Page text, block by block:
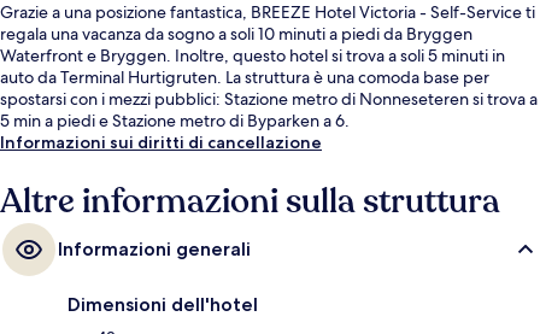
Grazie a una posizione fantastica, BREEZE Hotel Victoria - Self-Service ti
regala una vacanza da sogno a soli 10 minuti a piedi da Bryggen
Waterfront e Bryggen. Inoltre, questo hotel si trova a soli 5 minuti in
auto da Terminal Hurtigruten. La struttura è una comoda base per
spostarsi con i mezzi pubblici: Stazione metro di Nonneseteren si trova a
5 min a piedi e Stazione metro di Byparken a 6.
Informazioni sui diritti di cancellazione
Altre informazioni sulla struttura
Informazioni generali
Dimensioni dell'hotel